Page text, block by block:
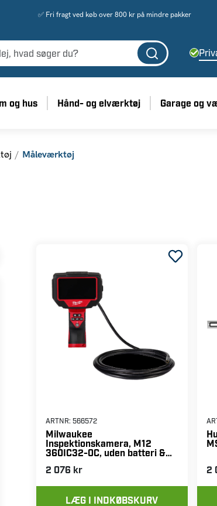
✅ Fri fragt ved køb over 800 kr på mindre pakker
og hus Hånd- og elværktøj Garage og
Måleværktøj
ARTNR: 566572
Milwaukee
Inspektionskamera, M12
360IC32-0C, uden batteri &
2 076 kr
LÆG I INDKØBSKURV
2